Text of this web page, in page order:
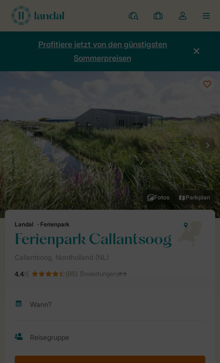
Ferienparks
Meine
Buchungen
Dropdown-
Menü
Kontos
Profitiere jetzt von den günstigsten
Sommerpreisen